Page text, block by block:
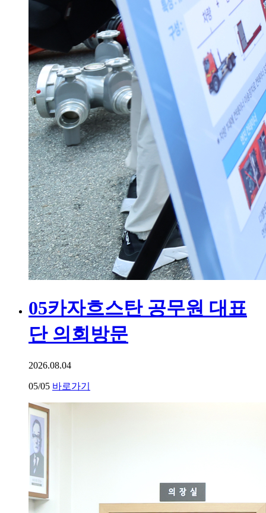
05카자흐스탄 공무원 대표
단 의회방문
2026.08.04
05/05 바로가기